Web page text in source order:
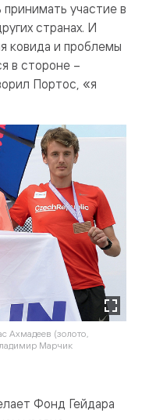
участие в
странах. И
ковида и проблемы
в стороне –
Портос, «я
Ахмадеев (золото,
Марчик
Фонд Гейдара